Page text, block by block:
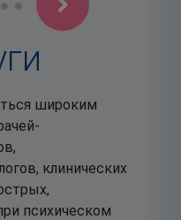
широким
клинических
психическом